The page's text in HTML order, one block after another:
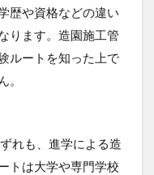
歴や資格などの違い
ります。造園施工管
ルートを知った上で
。
れも、進学による造
トは大学や専門学校